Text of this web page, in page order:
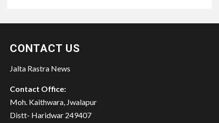
CONTACT US
Jalta Rastra News
Contact Office:
Moh. Kaithwara, Jwalapur
Distt- Haridwar 249407